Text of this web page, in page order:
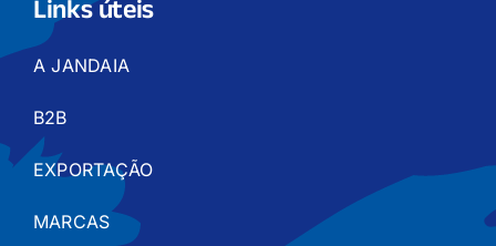
Links úteis
A JANDAIA
B2B
EXPORTAÇÃO
MARCAS